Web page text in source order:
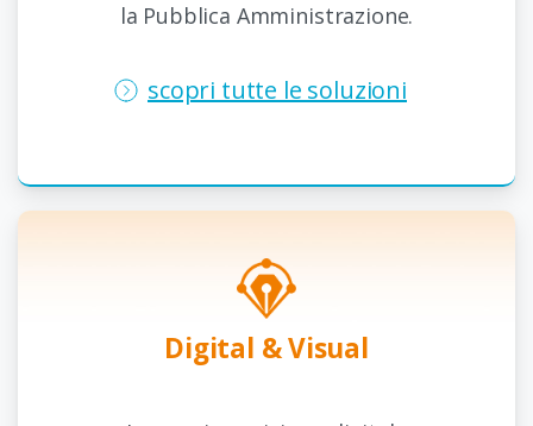
la Pubblica Amministrazione.
scopri tutte le soluzioni
Digital &Visual